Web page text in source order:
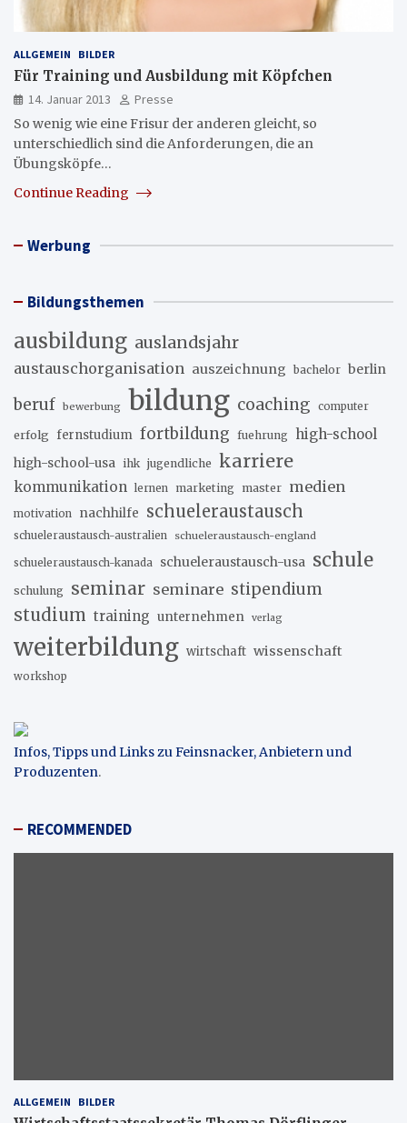
ALLGEMEIN BILDER
Für Training und Ausbildung mit Köpfchen
14. Januar 2013
Presse
So wenig wie eine Frisur der anderen gleicht, so
unterschiedlich sind die Anforderungen, die an
Übungsköpfe…
Continue Reading
Werbung
Bildungsthemen
ausbildung auslandsjahr
austauschorganisation auszeichnung bachelor berlin
beruf bewerbung bildung coaching computer
erfolg fernstudium fortbildung fuehrung high-school
high-school-usa ihk jugendliche karriere
kommunikation lernen marketing master medien
motivation nachhilfe schueleraustausch
schueleraustausch-australien schueleraustausch-england
schueleraustausch-kanada schueleraustausch-usa schule
schulung seminar seminare stipendium
studium training unternehmen verlag
weiterbildung wirtschaft wissenschaft
workshop
Infos, Tipps und Links zu Feinsnacker, Anbietern und
Produzenten.
RECOMMENDED
ALLGEMEIN BILDER